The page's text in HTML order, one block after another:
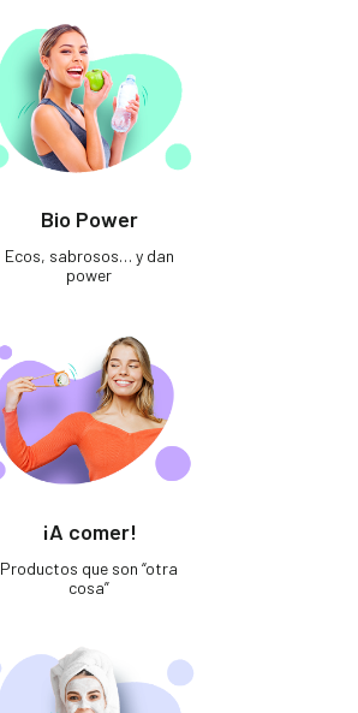
Bio Power
Ecos, sabrosos… y dan
power
¡A comer!
Productos que son “otra
cosa”